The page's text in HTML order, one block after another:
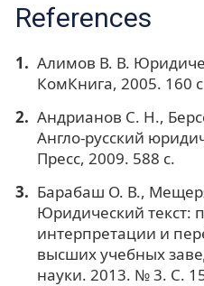
References
Алимов В. В.
КомКнига, 2005. 160
Андрианов С. Н.,
Англо-русский
Пресс, 2009. 588 с.
Барабаш О. В.,
Юридический текст:
интерпретации и
высших учебных
науки. 2013. № 3. С.